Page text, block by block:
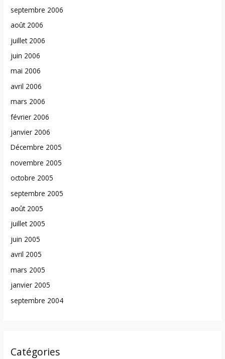
septembre 2006
août 2006
juillet 2006
juin 2006
mai 2006
avril 2006
mars 2006
février 2006
janvier 2006
Décembre 2005
novembre 2005
octobre 2005
septembre 2005
août 2005
juillet 2005
juin 2005
avril 2005
mars 2005
janvier 2005
septembre 2004
Catégories